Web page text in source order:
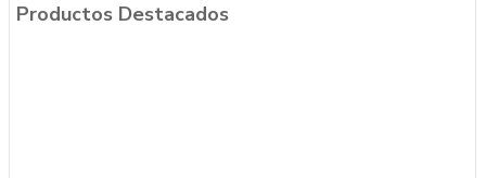
Productos Destacados